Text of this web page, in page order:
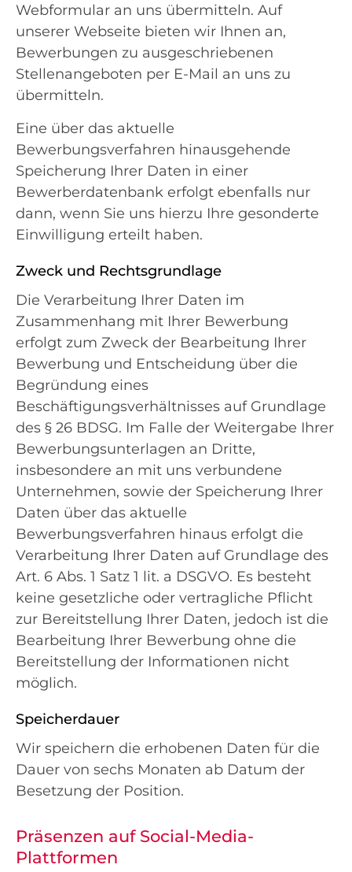
Webformular an uns übermitteln. Auf
unserer Webseite bieten wir Ihnen an,
Bewerbungen zu ausgeschriebenen
Stellenangeboten per E-Mail an uns zu
übermitteln.
Eine über das aktuelle
Bewerbungsverfahren hinausgehende
Speicherung Ihrer Daten in einer
Bewerberdatenbank erfolgt ebenfalls nur
dann, wenn Sie uns hierzu Ihre gesonderte
Einwilligung erteilt haben.
Zweck und Rechtsgrundlage
Die Verarbeitung Ihrer Daten im
Zusammenhang mit Ihrer Bewerbung
erfolgt zum Zweck der Bearbeitung Ihrer
Bewerbung und Entscheidung über die
Begründung eines
Beschäftigungsverhältnisses auf Grundlage
des § 26 BDSG. Im Falle der Weitergabe Ihrer
Bewerbungsunterlagen an Dritte,
insbesondere an mit uns verbundene
Unternehmen, sowie der Speicherung Ihrer
Daten über das aktuelle
Bewerbungsverfahren hinaus erfolgt die
Verarbeitung Ihrer Daten auf Grundlage des
Art. 6 Abs. 1 Satz 1 lit. a DSGVO. Es besteht
keine gesetzliche oder vertragliche Pflicht
zur Bereitstellung Ihrer Daten, jedoch ist die
Bearbeitung Ihrer Bewerbung ohne die
Bereitstellung der Informationen nicht
möglich.
Speicherdauer
Wir speichern die erhobenen Daten für die
Dauer von sechs Monaten ab Datum der
Besetzung der Position.
Präsenzen auf Social-Media-
Plattformen